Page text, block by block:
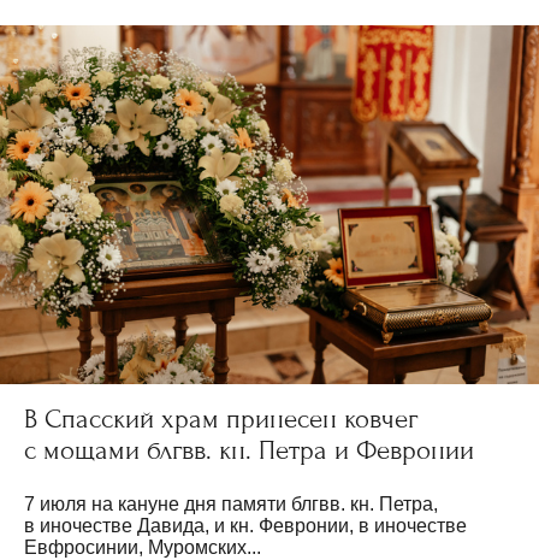
В Спасский храм принесен ковчег
с мощами блгвв. кн. Петра и Февронии
7 июля на кануне дня памяти блгвв. кн. Петра,
в иночестве Давида, и кн. Февронии, в иночестве
Евфросинии, Муромских...